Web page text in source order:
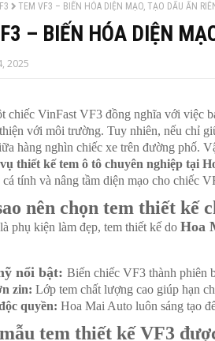
TEM VF3 – BIẾN HÓA DIỆN MẠO, TẠO DẤU ẤN
– BIẾN HÓA DIỆN
2025
chiếc VinFast VF3 đồng nghĩa với việc
với môi trường. Tuy nhiên, nếu chỉ
hàng nghìn chiếc xe trên đường phố.
thiết kế tem ô tô chuyên nghiệp tại
tính và nâng tầm diện mạo cho chiếc
nên chọn tem thiết kế
phụ kiện làm đẹp, tem thiết kế do Hoa
nổi bật: Biến chiếc VF3 thành phiên
zin: Lớp tem chất lượng cao giúp hạn
quyền: Hoa Mai Auto luôn sáng tạo
tem thiết kế VF3